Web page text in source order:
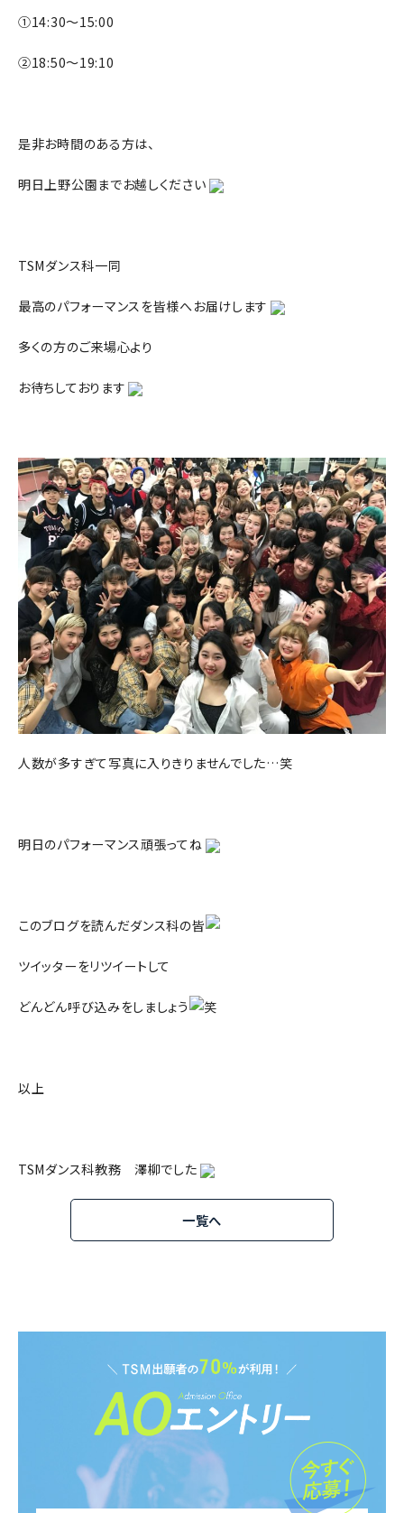
①14:30～15:00
②18:50～19:10
是非お時間のある方は、
明日上野公園までお越しください
TSMダンス科一同
最高のパフォーマンスを皆様へお届けします
多くの方のご来場心より
お待ちしております
人数が多すぎて写真に入りきりませんでした…笑
明日のパフォーマンス頑張ってね
このブログを読んだダンス科の皆
ツイッターをリツイートして
どんどん呼び込みをしましょう 笑
以上
TSMダンス科教務 澤柳でした
一覧へ